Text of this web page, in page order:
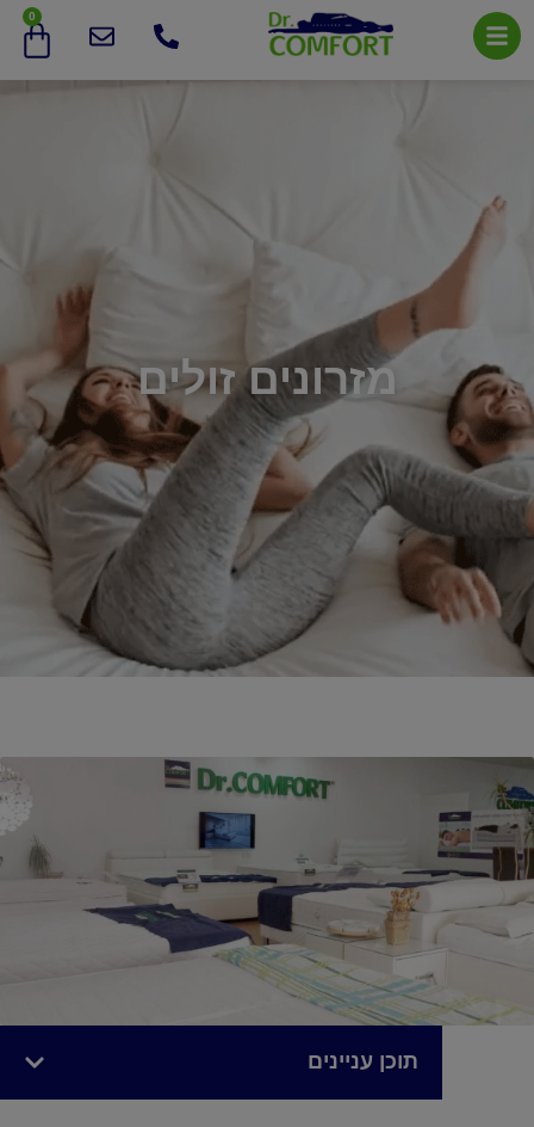
0
מזרונים זולים
תוכן עניינים